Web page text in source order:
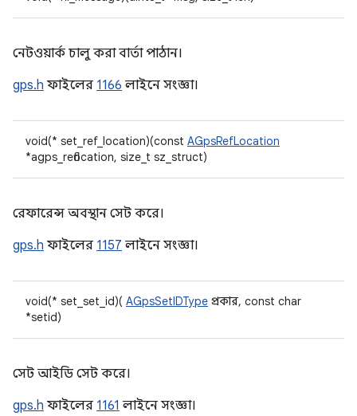
নেটওয়ার্ক চালু করা বার্তা পাঠান।
gps.h ফাইলের 1166 লাইনে সংজ্ঞা।
void(* set_ref_location)(const AGpsRefLocation
*agps_reflocation, size_t sz_struct)
রেফারেন্স অবস্থান সেট করে।
gps.h ফাইলের 1157 লাইনে সংজ্ঞা।
void(* set_set_id)( AGpsSetIDType প্রকার, const char
*setid)
সেট আইডি সেট করে।
gps.h ফাইলের 1161 লাইনে সংজ্ঞা।